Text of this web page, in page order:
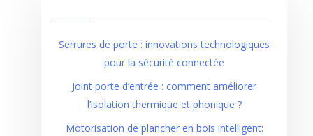
Serrures de porte : innovations technologiques
pour la sécurité connectée
Joint porte d’entrée : comment améliorer
l’isolation thermique et phonique ?
Motorisation de plancher en bois intelligent: